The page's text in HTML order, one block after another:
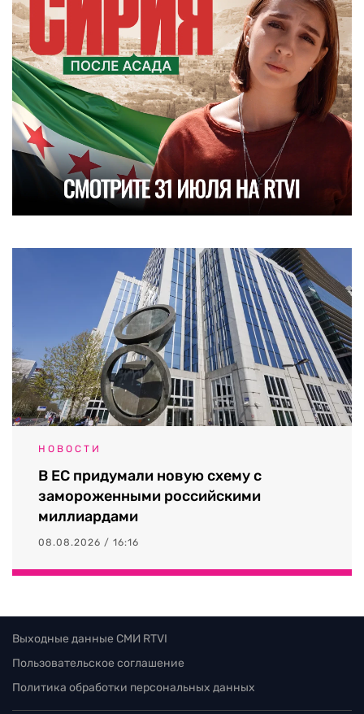
НОВОСТИ
В ЕС придумали новую схему с
замороженными российскими
миллиардами
08.08.2026 / 16:16
Выходные данные СМИ RTVI
Пользовательское соглашение
Политика обработки персональных данных